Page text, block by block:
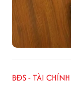
BĐS - TÀI CHÍNH